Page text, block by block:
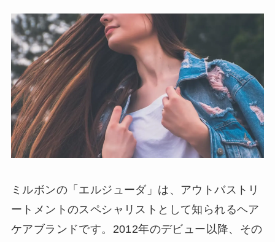
ミルボンの「エルジューダ」は、アウトバストリ
ートメントのスペシャリストとして知られるヘア
ケアブランドです。2012年のデビュー以降、その